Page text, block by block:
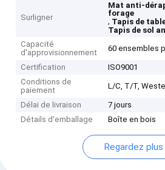
Surligner
Mat anti-
forage
, Tapis de
Tapis de sol
Capacité
d'approvisionnement
60 ensembles
Certification
ISO9001
Conditions de
paiement
L/C, T/T,
Délai de livraison
7 jours
Détails d'emballage
Boîte en bois
Regardez plus